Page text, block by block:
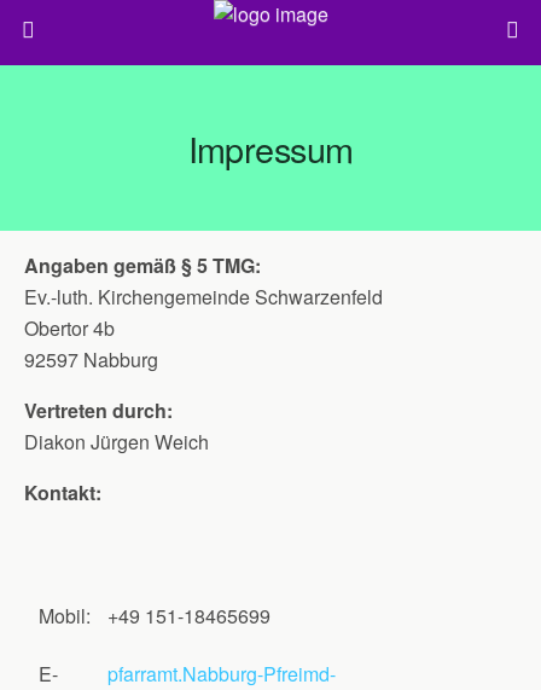
Impressum
Angaben gemäß § 5 TMG:
Ev.-luth. Kirchengemeinde Schwarzenfeld
Obertor 4b
92597 Nabburg
Vertreten durch:
Diakon Jürgen Weich
Kontakt:
Mobil: +49 151-18465699
E-
pfarramt.Nabburg-Pfreimd-